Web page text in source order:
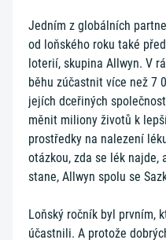
Jedním z globálních
od loňského roku také
loterií, skupina Allwyn. V
běhu zúčastnit více než 7
jejích dceřiných
měnit miliony životů k
prostředky na nalezení
otázkou, zda se lék najde,
stane, Allwyn spolu se
Loňský ročník byl prvním,
účastnili. A protože